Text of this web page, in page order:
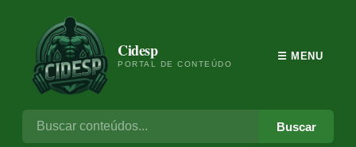
Cidesp
PORTAL DE CONTEÚDO
Buscar
☰ MENU